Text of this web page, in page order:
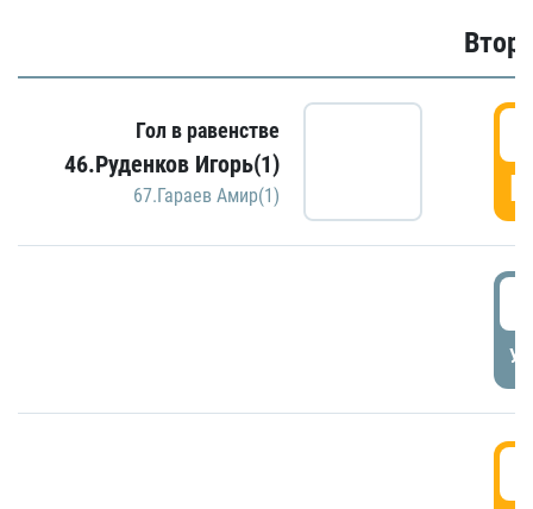
Гол в равенстве
46.Руденков Игорь(1)
67.Гараев Амир(1)